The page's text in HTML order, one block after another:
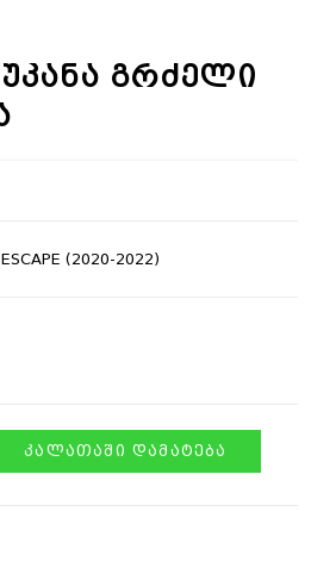
გრძელი
(2020-2022)
ᲙᲐᲚᲐᲗᲐᲨᲘ ᲓᲐᲛᲐᲢᲔᲑᲐ